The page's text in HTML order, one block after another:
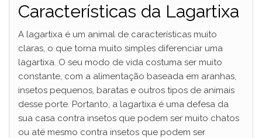
Características da Lagartixa
A lagartixa é um animal de características muito
claras, o que torna muito simples diferenciar uma
lagartixa. O seu modo de vida costuma ser muito
constante, com a alimentação baseada em aranhas,
insetos pequenos, baratas e outros tipos de animais
desse porte. Portanto, a lagartixa é uma defesa da
sua casa contra insetos que podem ser muito chatos
ou até mesmo contra insetos que podem ser